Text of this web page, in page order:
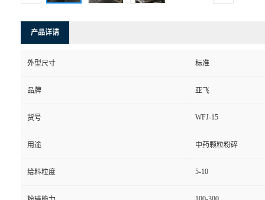
产品详请
外型尺寸 标准
品牌 亚飞
货号 WFJ-15
用途 中药颗粒粉碎
给料粒度 5-10